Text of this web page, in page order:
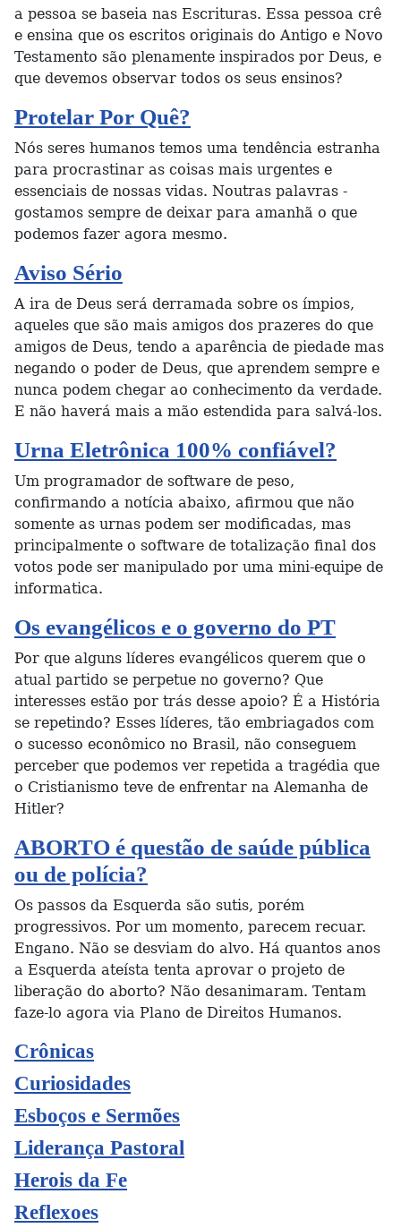
a pessoa se baseia nas Escrituras. Essa pessoa crê
e ensina que os escritos originais do Antigo e Novo
Testamento são plenamente inspirados por Deus, e
que devemos observar todos os seus ensinos?
Protelar Por Quê?
Nós seres humanos temos uma tendência estranha
para procrastinar as coisas mais urgentes e
essenciais de nossas vidas. Noutras palavras -
gostamos sempre de deixar para amanhã o que
podemos fazer agora mesmo.
Aviso Sério
A ira de Deus será derramada sobre os ímpios,
aqueles que são mais amigos dos prazeres do que
amigos de Deus, tendo a aparência de piedade mas
negando o poder de Deus, que aprendem sempre e
nunca podem chegar ao conhecimento da verdade.
E não haverá mais a mão estendida para salvá-los.
Urna Eletrônica 100% confiável?
Um programador de software de peso,
confirmando a notícia abaixo, afirmou que não
somente as urnas podem ser modificadas, mas
principalmente o software de totalização final dos
votos pode ser manipulado por uma mini-equipe de
informatica.
Os evangélicos e o governo do PT
Por que alguns líderes evangélicos querem que o
atual partido se perpetue no governo? Que
interesses estão por trás desse apoio? É a História
se repetindo? Esses líderes, tão embriagados com
o sucesso econômico no Brasil, não conseguem
perceber que podemos ver repetida a tragédia que
o Cristianismo teve de enfrentar na Alemanha de
Hitler?
ABORTO é questão de saúde pública
ou de polícia?
Os passos da Esquerda são sutis, porém
progressivos. Por um momento, parecem recuar.
Engano. Não se desviam do alvo. Há quantos anos
a Esquerda ateísta tenta aprovar o projeto de
liberação do aborto? Não desanimaram. Tentam
faze-lo agora via Plano de Direitos Humanos.
Crônicas
Curiosidades
Esboços e Sermões
Liderança Pastoral
Herois da Fe
Reflexoes